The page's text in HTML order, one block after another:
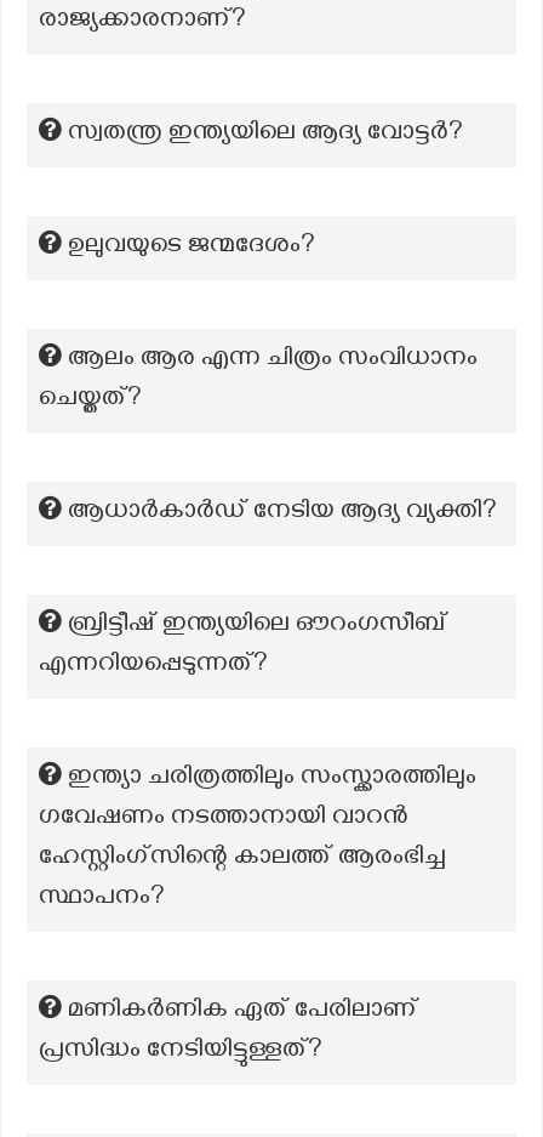
രാജ്യക്കാരനാണ്?
സ്വതന്ത്ര ഇന്ത്യയിലെ ആദ്യ വോട്ടർ?
ഉലുവയുടെ ജന്മദേശം?
ആലം ആര എന്ന ചിത്രം സംവിധാനം
ചെയ്തത്?
ആധാര്‍കാര്‍ഡ് നേടിയ ആദ്യ വ്യക്തി?
ബ്രിട്ടീഷ് ഇന്ത്യയിലെ ഔറംഗസീബ്
എന്നറിയപ്പെടുന്നത്?
ഇന്ത്യാ ചരിത്രത്തിലും സംസ്ക്കാരത്തിലും
ഗവേഷണം നടത്താനായി വാറൻ
ഹേസ്റ്റിംഗ്സിന്റെ കാലത്ത് ആരംഭിച്ച
സ്ഥാപനം?
മണികർണിക ഏത് പേരിലാണ്
പ്രസിദ്ധം നേടിയിട്ടുള്ളത്?